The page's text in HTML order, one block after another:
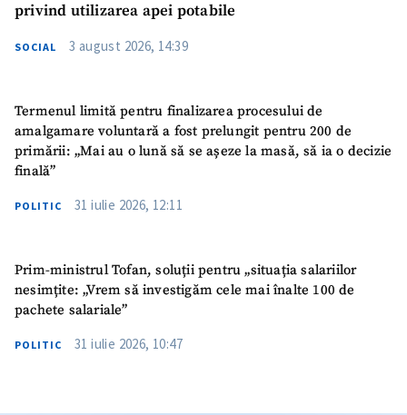
privind utilizarea apei potabile
SOCIAL 3 august 2026, 14:39
Termenul limită pentru finalizarea procesului de
amalgamare voluntară a fost prelungit pentru 200 de
primării: „Mai au o lună să se așeze la masă, să ia o decizie
finală”
POLITIC 31 iulie 2026, 12:11
Prim-ministrul Tofan, soluții pentru „situația salariilor
nesimțite: „Vrem să investigăm cele mai înalte 100 de
pachete salariale”
POLITIC 31 iulie 2026, 10:47